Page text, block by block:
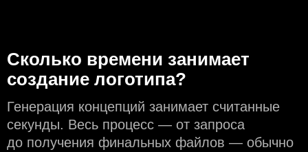
Сколько времени занимает
создание логотипа?
Генерация концепций занимает считанные
секунды. Весь процесс — от запроса
до получения финальных файлов — обычно